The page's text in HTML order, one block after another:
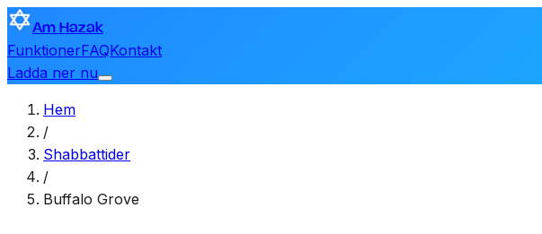
Am Hazak
FunktionerFAQKontakt
Ladda ner nu
Hem
/
Shabbattider
/
Buffalo Grove